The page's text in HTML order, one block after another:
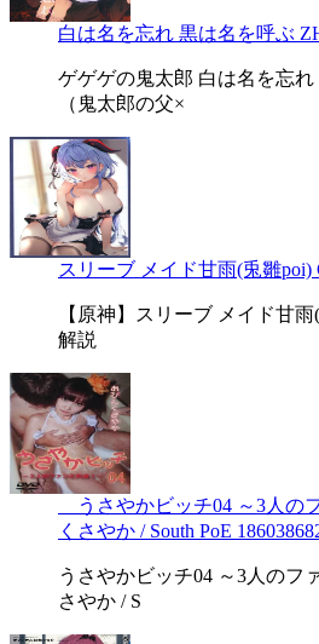
白は名を忘れ 黒は名を呼ぶ
ゲゲゲの鬼太郎 白は名を忘
（鬼太郎の父×
スリーブ メイド甘雨(兎雛poi)
【原神】スリーブ メイド甘
解説
うさやかビッチ04 ～3人の
くさやか / South PoE
うさやかビッチ04 ～3人のフ
さやか / S